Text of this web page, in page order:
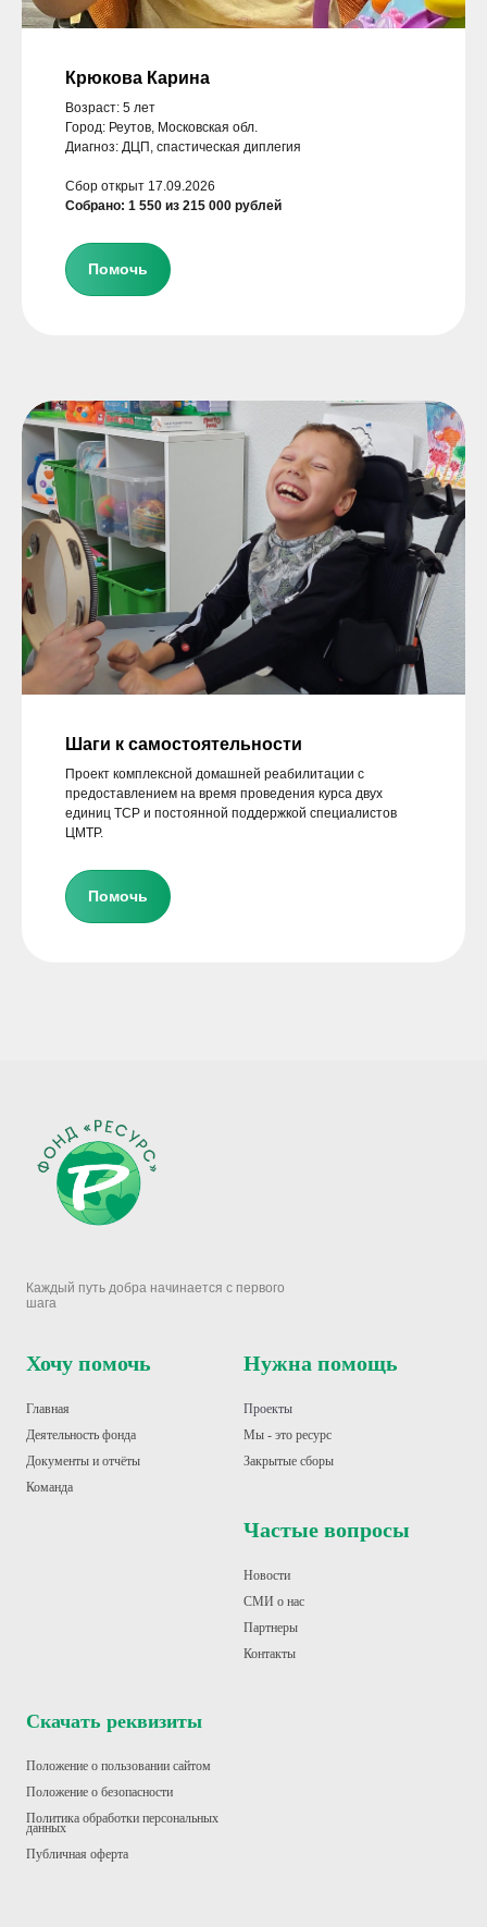
Крюкова Карина
Возраст: 5 лет
Город: Реутов, Московская обл.
Диагноз: ДЦП, спастическая диплегия
Сбор открыт 17.09.2026
Собрано: 1 550 из 215 000 рублей
Помочь
Шаги к самостоятельности
Проект комплексной домашней реабилитации с
предоставлением на время проведения курса двух
единиц ТСР и постоянной поддержкой специалистов
ЦМТР.
Помочь
Каждый путь добра начинается с первого
шага
Хочу помочь
Главная
Деятельность фонда
Документы и отчёты
Команда
Нужна помощь
Проекты
Мы - это ресурс
Закрытые сборы
Частые вопросы
Новости
СМИ о нас
Партнеры
Контакты
Скачать реквизиты
Положение о пользовании сайтом
Положение о безопасности
Политика обработки персональных
данных
Публичная оферта